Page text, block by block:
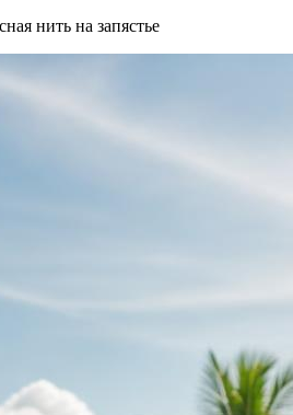
нить на запястье